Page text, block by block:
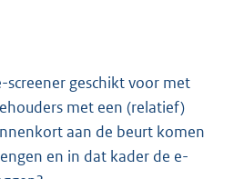
screener geschikt voor met
met een (relatief)
aan de beurt komen
en in dat kader de e-